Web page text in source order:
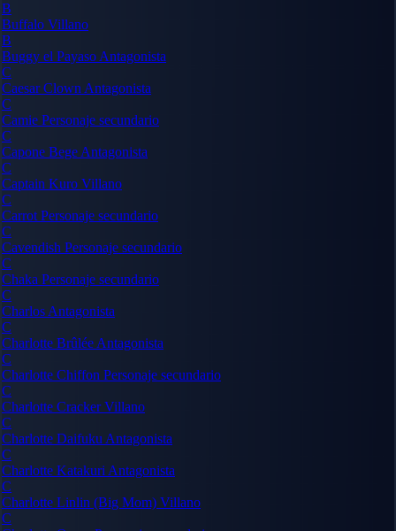
B
Buffalo Villano
B
Buggy el Payaso Antagonista
C
Caesar Clown Antagonista
C
Camie Personaje secundario
C
Capone Bege Antagonista
C
Captain Kuro Villano
C
Carrot Personaje secundario
C
Cavendish Personaje secundario
C
Chaka Personaje secundario
C
Charlos Antagonista
C
Charlotte Brûlée Antagonista
C
Charlotte Chiffon Personaje secundario
C
Charlotte CrackerVillano
C
Charlotte Daifuku Antagonista
C
Charlotte Katakuri Antagonista
C
Charlotte Linlin (Big Mom) Villano
C